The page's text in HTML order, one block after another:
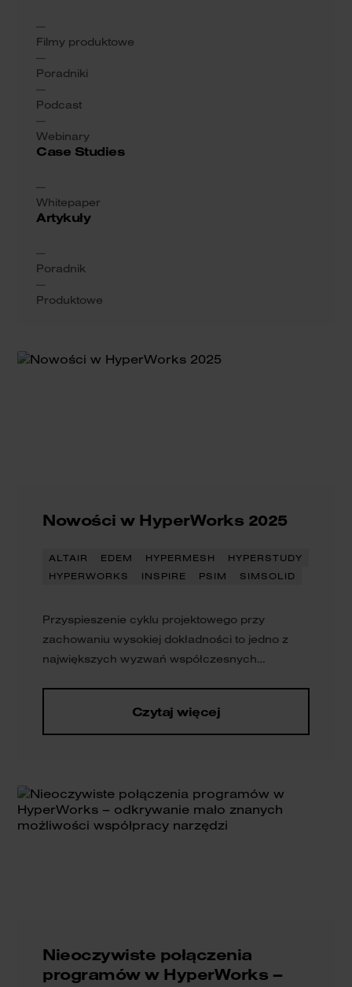
Filmy produktowe
Poradniki
Podcast
Webinary
Case Studies
Whitepaper
Artykuły
Poradnik
Produktowe
Nowości w HyperWorks 2025
ALTAIR EDEM HYPERMESH
HYPERSTUDY
HYPERWORKS
INSPIRE PSIM SIMSOLID
Przyspieszenie cyklu projektowego przy
zachowaniu wysokiej dokładności to jedno z
największych wyzwań współczesnych
inteligencję, obliczenia wysokiej wydajności
oraz technologie chmurowe, umożliwiając
pozwalają szybciej testować warianty i
podejmować decyzje, zwiększając efektywność
pracy nad projektami.
Czytaj więcej
Nieoczywiste połączenia
programów w HyperWorks –